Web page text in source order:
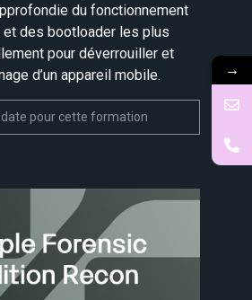
du fonctionnement
des bootloader les plus
pour déverrouiller et
d’un appareil mobile.
pour cette formation
→